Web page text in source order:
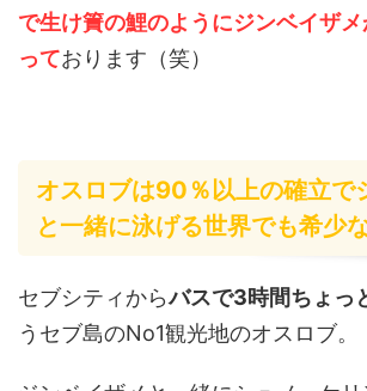
で生け簀の鯉のようにジンベイザ
っております（笑）
オスロブは90％以上の確立で
と一緒に泳げる世界でも希少
セブシティからバスで3時間ちょっ
うセブ島のNo1観光地のオスロブ。